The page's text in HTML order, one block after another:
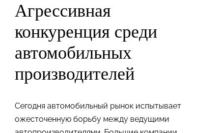
Агрессивная
конкуренция среди
автомобильных
производителей
Сегодня автомобильный рынок испытывает
ожесточенную борьбу между ведущими